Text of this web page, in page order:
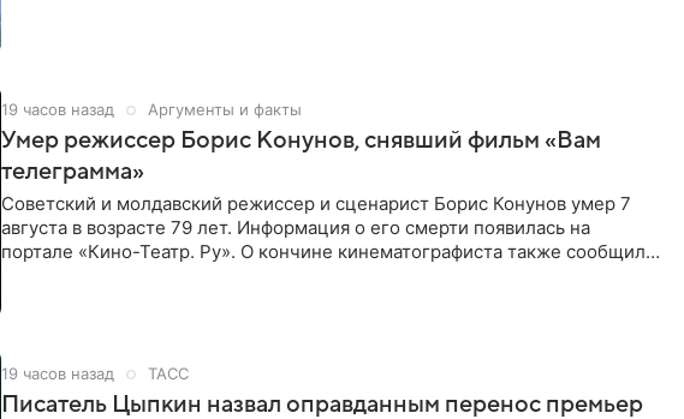
19 часов назад Аргументы и факты
Умер режиссер Борис Конунов, снявший фильм «Вам
телеграмма»
Советский и молдавский режиссер и сценарист Борис Конунов умер 7
августа в возрасте 79 лет. Информация о его смерти появилась на
портале «Кино-Театр. Ру». О кончине кинематографиста также сообщило
19 часов назад ТАСС
Писатель Цыпкин назвал оправданным перенос премьер